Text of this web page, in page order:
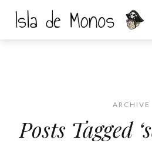
ARCHIVE
Posts Tagged